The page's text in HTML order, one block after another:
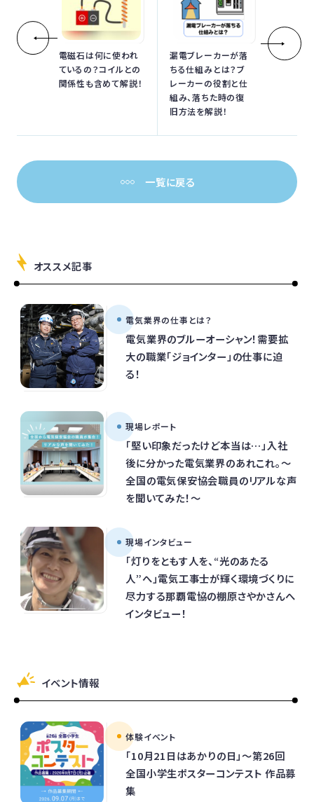
電磁石は何に使われ
ているの？コイルとの
関係性も含めて解説！
漏電ブレーカーが落
ちる仕組みとは？ブ
レーカーの役割と仕
組み、落ちた時の復
旧方法を解説！
一覧に戻る
オススメ記事
電気業界の仕事とは？
電気業界のブルーオーシャン！需要拡
大の職業「ジョインター」の仕事に迫
る！
現場レポート
「堅い印象だったけど本当は…」入社
後に分かった電気業界のあれこれ。～
全国の電気保安協会職員のリアルな声
を聞いてみた！～
現場インタビュー
「灯りをともす人を、“光のあたる
人”へ」電気工事士が輝く環境づくりに
尽力する那覇電協の棚原さやかさんへ
インタビュー！
イベント情報
体験イベント
「10月21日はあかりの日」～第26回
全国小学生ポスターコンテスト 作品募
集